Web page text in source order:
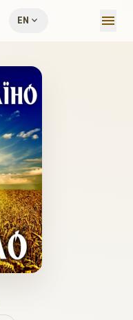
EN expand_more menu